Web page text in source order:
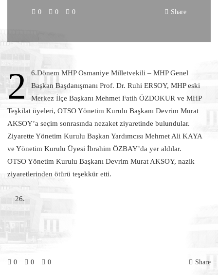
0 0 0 Share
2
6.Dönem MHP Osmaniye Milletvekili – MHP Genel
Başkan Başdanışmanı Prof. Dr. Ruhi ERSOY, MHP eski
Merkez İlçe Başkanı Mehmet Fatih ÖZDOKUR ve MHP
Teşkilat üyeleri, OTSO Yönetim Kurulu Başkanı Devrim Murat
AKSOY’a seçim sonrasında nezaket ziyaretinde bulundular.
Ziyarette Yönetim Kurulu Başkan Yardımcısı Mehmet Ali KAYA
ve Yönetim Kurulu Üyesi İbrahim ÖZBAY’da yer aldılar.
OTSO Yönetim Kurulu Başkanı Devrim Murat AKSOY, nazik
ziyaretlerinden ötürü teşekkür etti.
0 0 0 Share